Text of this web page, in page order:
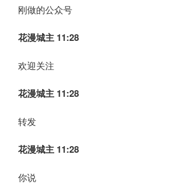
刚做的公众号
花漫城主 11:28
欢迎关注
花漫城主 11:28
转发
花漫城主 11:28
你说